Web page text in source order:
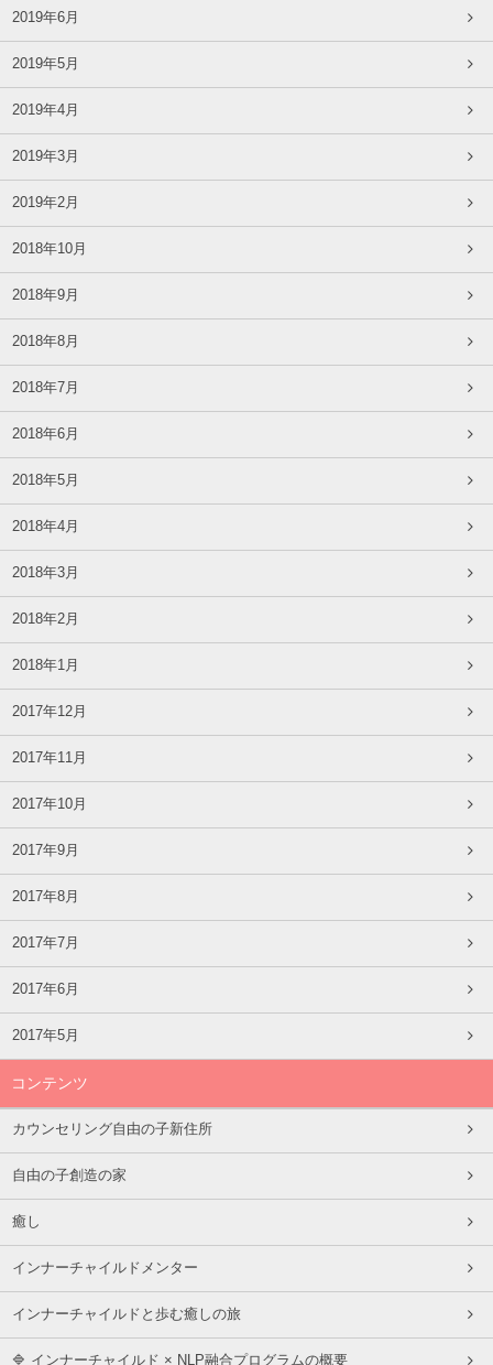
2019年6月
2019年5月
2019年4月
2019年3月
2019年2月
2018年10月
2018年9月
2018年8月
2018年7月
2018年6月
2018年5月
2018年4月
2018年3月
2018年2月
2018年1月
2017年12月
2017年11月
2017年10月
2017年9月
2017年8月
2017年7月
2017年6月
2017年5月
コンテンツ
カウンセリング自由の子新住所
自由の子創造の家
癒し
インナーチャイルドメンター
インナーチャイルドと歩む癒しの旅
🔷 インナーチャイルド × NLP融合プログラムの概要